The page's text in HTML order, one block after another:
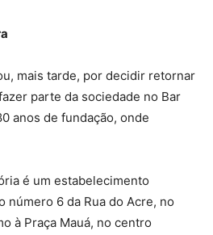
mais tarde, por decidir retornar
parte da sociedade no Bar
anos de fundação, onde
é um estabelecimento
número 6 da Rua do Acre, no
à Praça Mauá, no centro